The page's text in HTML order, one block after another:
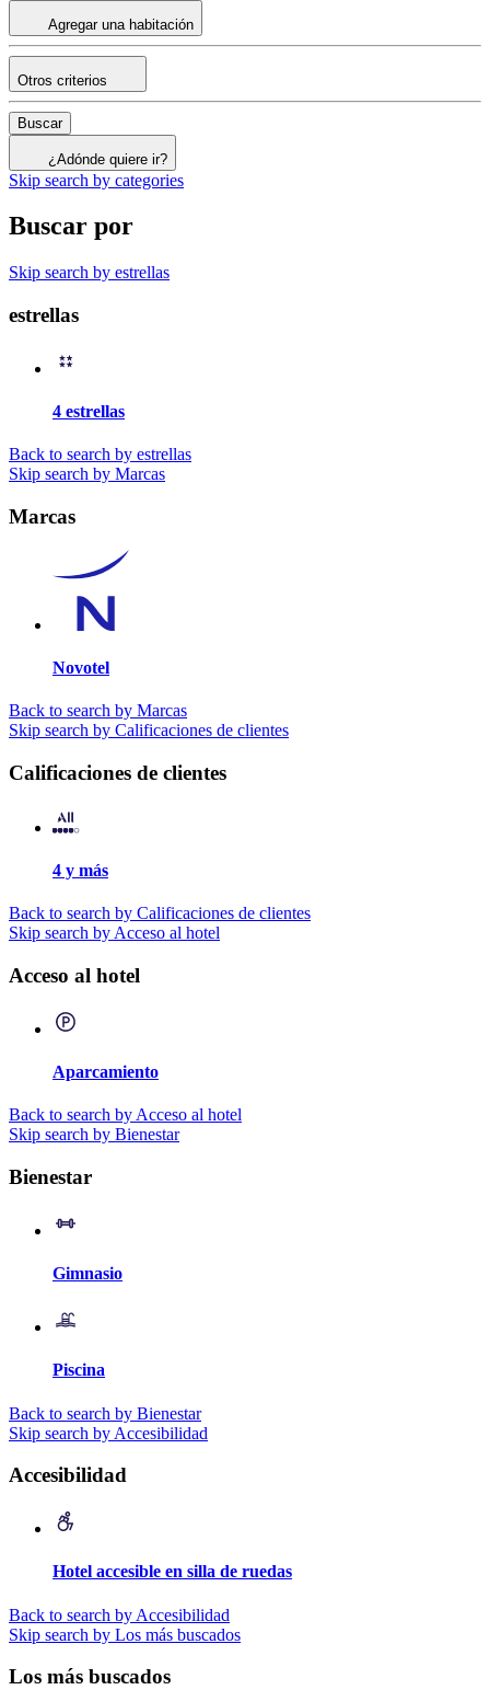
Agregar una habitación
Otros criterios
Buscar
¿Adónde quiere ir?
Skip search by categories
Buscar por
Skip search by estrellas
estrellas
4 estrellas
Back to search by estrellas
Skip search by Marcas
Marcas
Novotel
Back to search by Marcas
Skip search by Calificaciones de clientes
Calificaciones de clientes
4 y más
Back to search by Calificaciones de clientes
Skip search by Acceso al hotel
Acceso al hotel
Aparcamiento
Back to search by Acceso al hotel
Skip search by Bienestar
Bienestar
Gimnasio
Piscina
Back to search by Bienestar
Skip search by Accesibilidad
Accesibilidad
Hotel accesible en silla de ruedas
Back to search by Accesibilidad
Skip search by Los más buscados
Los más buscados